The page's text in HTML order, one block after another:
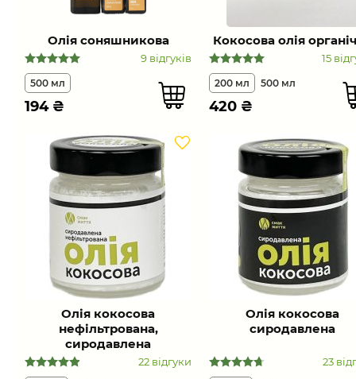
Олія соняшникова
9 відгуків
500 мл
194₴
Кокосова олія
15
200 мл 500 мл
420 ₴
Олія кокосова
нефільтрована,
сиродавлена
22 відгуки
Олія кокосова
сиродавлена
23